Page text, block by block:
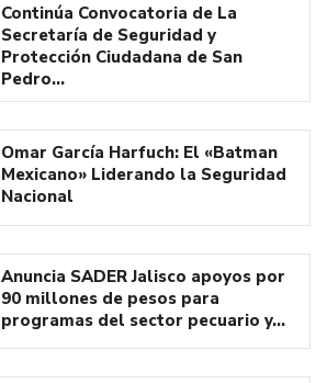
Continúa Convocatoria de La
Secretaría de Seguridad y
Protección Ciudadana de San
Pedro…
Omar García Harfuch: El «Batman
Mexicano» Liderando la Seguridad
Nacional
Anuncia SADER Jalisco apoyos por
90 millones de pesos para
programas del sector pecuario y…